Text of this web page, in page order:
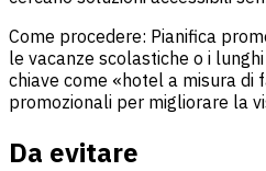
Come procedere: Pianifica
le vacanze scolastiche o i
chiave come «hotel a misura di
promozionali per migliorare la
Da evitare